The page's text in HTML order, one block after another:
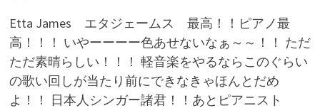
Etta James エタジェームス 最高！！ピアノ最
高！！！ いやーーーー色あせないなぁ～～！！ ただ
ただ素晴らしい！！！ 軽音楽をやるならこのぐらい
の歌い回しが当たり前にできなきゃほんとだめ
よ！！ 日本人シンガー諸君！！あとピアニスト